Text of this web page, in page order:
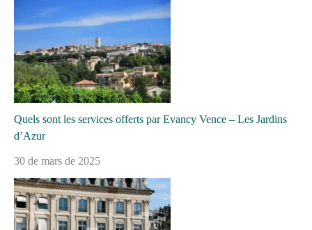
Quels sont les services offerts par Evancy Vence – Les Jardins
d’Azur
30 de mars de 2025